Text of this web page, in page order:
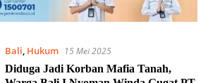
Bali, Hukum
15 Mei 2025
Diduga Jadi Korban Mafia Tanah,